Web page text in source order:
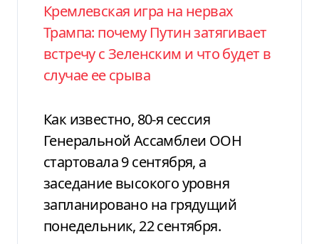
Кремлевская игра на нервах
Трампа: почему Путин затягивает
встречу с Зеленским и что будет в
случае ее срыва
Как известно, 80-я сессия
Генеральной Ассамблеи ООН
стартовала 9 сентября, а
заседание высокого уровня
запланировано на грядущий
понедельник, 22 сентября.